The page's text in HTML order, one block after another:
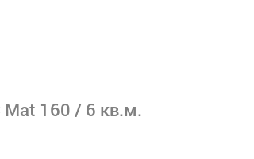
Mat 160 / 6 кв.м.